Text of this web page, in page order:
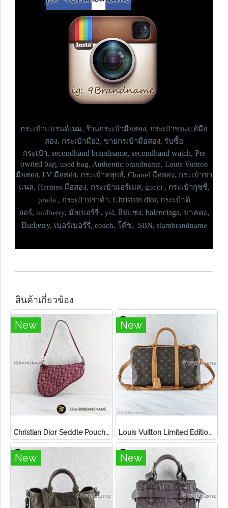
กระเป๋าแบรนด์เนม, ร้านกระเป๋ามือสอง, กระเป๋าของแท้มือ
สอง, กระเป๋ามือ2, ขายกรเป๋ามือสอง, รับซื้อ
กระเป๋า, secondhand brandname, secondhand watch, Pre
owned bag, used bag, Authentic brandname, Louis Vuitton
มือสอง, LV มือสอง, กระเป๋าหลุยส์, Chanel มือสอง, กระเป๋าชา
แนล, Hermes มือสอง, กระเป๋าแอร์เมส, gucci , กระเป๋ากุชชี่,
prada , กระเป๋าปราด้า, Christain dior, กระเป๋าดิ
ออร์, mulberry, มัลเบอร์รี่ , ysl, ยิปแซง, balenciaga, บาลอง,
Burberry, เบอร์เบอร์รี่, coach, โค้ช, SBN, siambrandname
สินค้าเกี่ยวข้อง
New
Christian Dior Seddle Pouch Accessory Hand Bag
New
Louis Vuitton Limited Edition Monogram Canvas Sofia Coppola SC Bag
New New